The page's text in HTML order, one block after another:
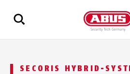
alle
SECORIS HYBRID-